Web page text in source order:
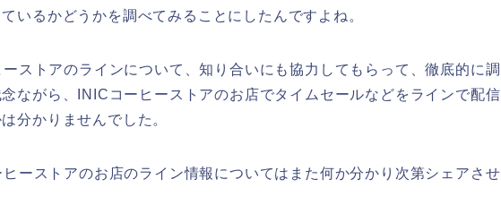
いるかどうかを調べてみることにしたんですよね。
ストアのラインについて、知り合いにも協力してもらって、徹底的に調
ながら、INICコーヒーストアのお店でタイムセールなどをラインで配信
分かりませんでした。
ーストアのお店のライン情報についてはまた何か分かり次第シェアさせ